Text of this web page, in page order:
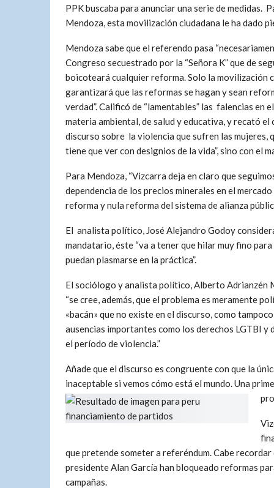
PPK buscaba para anunciar una serie de
Mendoza, esta movilización ciudadana le ha dado
Mendoza sabe que el referendo pasa
Congreso secuestrado por la “Señora K” que de
boicoteará cualquier reforma. Solo la movilización
garantizará que las reformas se hagan y sean
verdad”. Calificó de “lamentables” las falencias en
materia ambiental, de salud y educativa, y recató el
discurso sobre la violencia que sufren las mujeres,
tiene que ver con designios de la vida”, sino con el
Para Mendoza, “Vizcarra deja en claro que
dependencia de los precios minerales en el
reforma y nula reforma del sistema de alianza
El analista político, José Alejandro Godoy
mandatario, éste “va a tener que hilar muy fino
puedan plasmarse en la práctica”.
El sociólogo y analista político, Alberto Adrianzén
“se cree, además, que el problema es meramente
«bacán» que no existe en el discurso, como
ausencias importantes como los derechos LGTBI y
el período de violencia.”
Añade que el discurso es congruente con que la
inaceptable si vemos cómo está el mundo. Una
que pretende someter a referéndum. Cabe
presidente Alan García han bloqueado reformas
campañas.